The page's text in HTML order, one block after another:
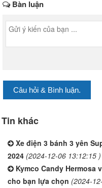
Bàn luận
Câu hỏi & Bình luận.
Tin khác
Xe điện 3 bánh 3 yên
2024 (2024-12-06 13:12:15 )
Kymco Candy Hermosa
cho bạn lựa chọn (2024-